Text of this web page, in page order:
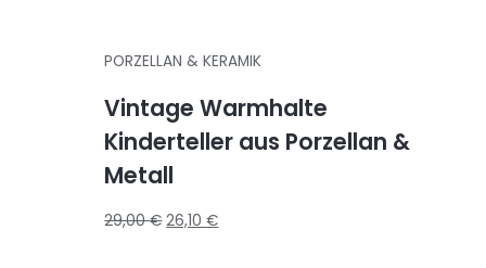
PORZELLAN & KERAMIK
Vintage Warmhalte
Kinderteller aus Porzellan &
Metall
29,00€ 26,10€